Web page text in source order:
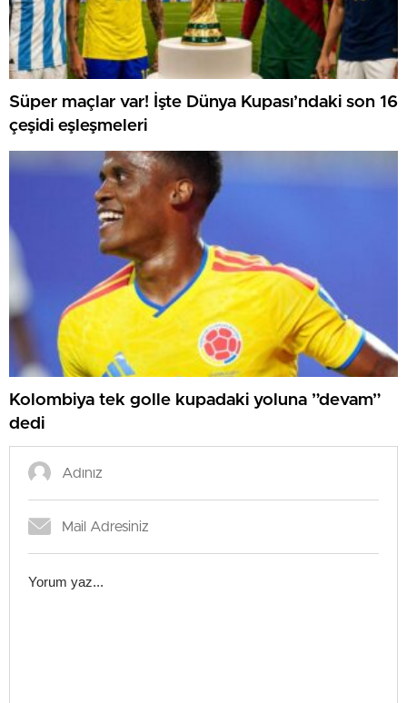
Süper maçlar var! İşte Dünya Kupası’ndaki son 16
çeşidi eşleşmeleri
Kolombiya tek golle kupadaki yoluna ”devam”
dedi